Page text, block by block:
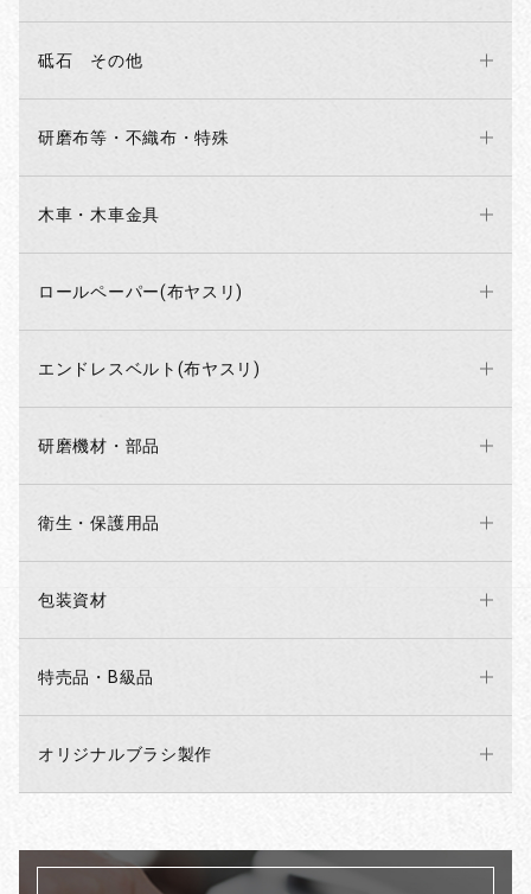
砥石 その他
研磨布等・不織布・特殊
木車・木車金具
ロールペーパー(布ヤスリ)
エンドレスベルト(布ヤスリ)
研磨機材・部品
衛生・保護用品
包装資材
特売品・B級品
オリジナルブラシ製作